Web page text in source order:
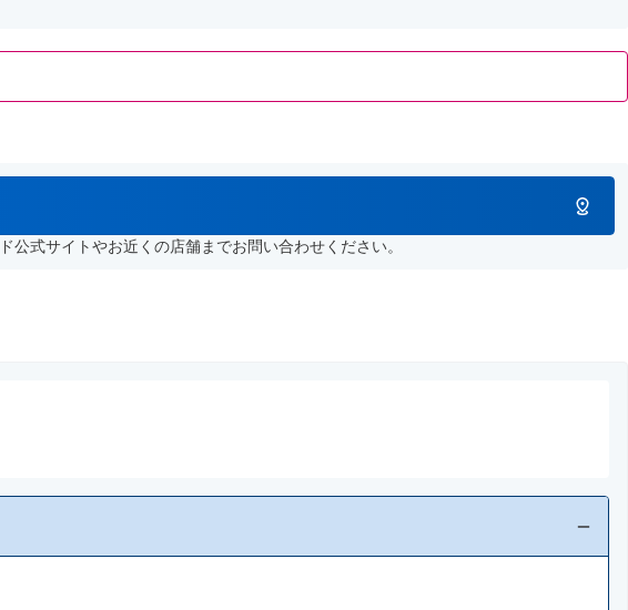
式サイトやお近くの店舗までお問い合わせください。